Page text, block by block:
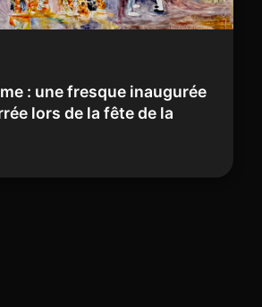
: une fresque inaugurée
lors de la fête de la